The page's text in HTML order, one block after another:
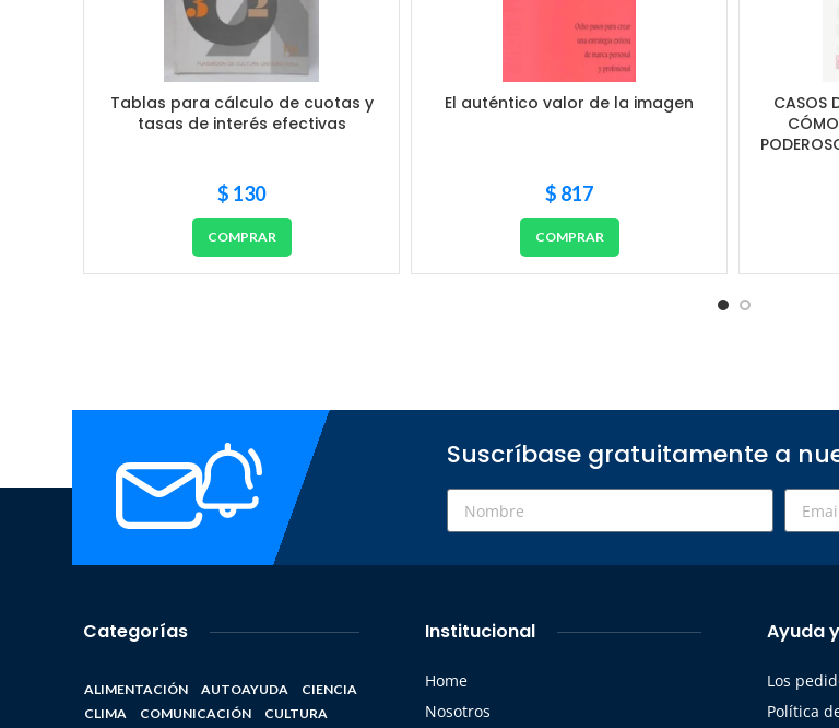
Tablas para cálculo de cuotas y
tasas de interés efectivas
$ 130
COMPRAR
El auténtico valor de la imagen
$ 817
COMPRAR
CASOS
Suscríbase gratuitamente a
Categorías
ALIMENTACIÓN AUTOAYUDA
CIENCIA
CLIMA
COMUNICACIÓN
CULTURA
Institucional
Home
Nosotros
Ayuda
Los
Política